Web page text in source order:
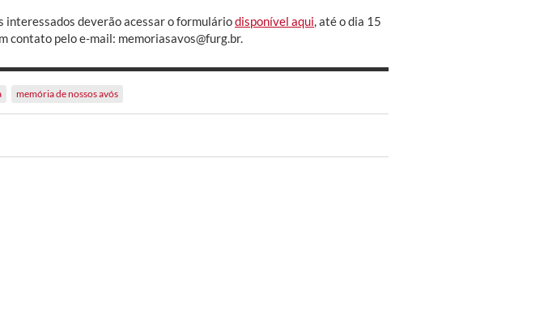
interessados deverão acessar o formuláriodisponível aqui , até o dia 15
contato pelo e-mail: memoriasavos@furg.br.
memória de nossos avós